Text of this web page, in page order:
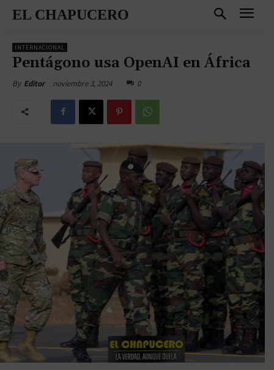
EL CHAPUCERO
INTERNACIONAL
Pentágono usa OpenAI en África
By Editor noviembre 3, 2024 0